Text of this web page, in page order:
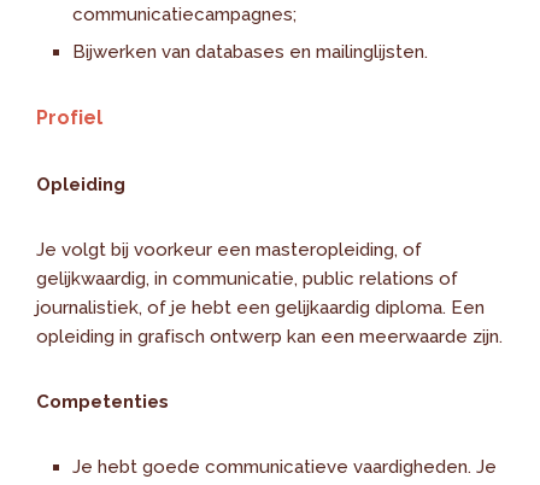
communicatiecampagnes;
Bijwerken van databases en mailinglijsten.
Profiel
Opleiding
Je volgt bij voorkeur een masteropleiding, of
gelijkwaardig, in communicatie, public relations of
journalistiek, of je hebt een gelijkaardig diploma. Een
opleiding in grafisch ontwerp kan een meerwaarde zijn.
Competenties
Je hebt goede communicatieve vaardigheden. Je